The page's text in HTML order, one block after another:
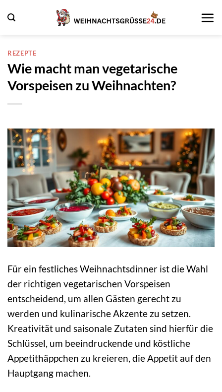
Inhalt
springen
REZEPTE
Wie macht man vegetarische
Vorspeisen zu Weihnachten?
Für ein festliches Weihnachtsdinner ist die Wahl
der richtigen vegetarischen Vorspeisen
entscheidend, um allen Gästen gerecht zu
werden und kulinarische Akzente zu setzen.
Kreativität und saisonale Zutaten sind hierfür die
Schlüssel, um beeindruckende und köstliche
Appetithäppchen zu kreieren, die Appetit auf den
Hauptgang machen.